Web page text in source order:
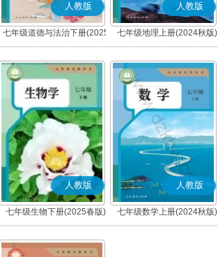
人教版
七年级道德与法治下册(2025
春版)(部编版)
人教版
七年级地理上册(2024秋版)
人教版
七年级生物下册(2025春版)
人教版
七年级数学上册(2024秋版)